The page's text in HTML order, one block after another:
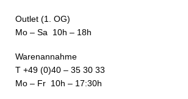
Outlet (1. OG)
Mo – Sa 10h – 18h
Warenannahme
T +49 (0)40 – 35 30 33
Mo – Fr 10h – 17:30h